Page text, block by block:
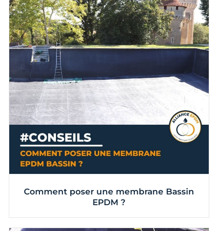
Comment poser une membrane Bassin
EPDM ?